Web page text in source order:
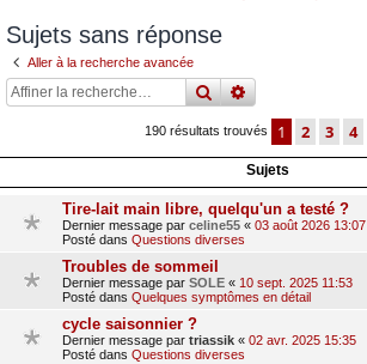
Sujets sans réponse
Aller à la recherche avancée
rechercher
recherche
190 résultats trouvés 1 2 3 4
Sujets
Tire-lait main libre, quelqu'un a testé ?
Dernier message par celine55 « 03 août 2026 13:07
Posté dans Questions diverses
Troubles de sommeil
Dernier message par SOLE « 10 sept. 2025 11:53
Posté dans Quelques symptômes en détail
cycle saisonnier ?
Dernier message par triassik « 02 avr. 2025 15:35
Posté dans Questions diverses